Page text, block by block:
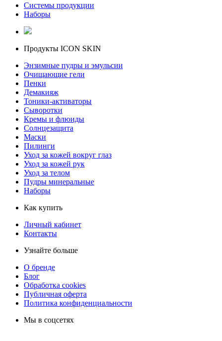
Системы продукции
Наборы
Продукты ICON SKIN
Энзимные пудры и эмульсии
Очищающие гели
Пенки
Демакияж
Тоники-активаторы
Сыворотки
Кремы и флюиды
Солнцезащита
Маски
Пилинги
Уход за кожей вокруг глаз
Уход за кожей рук
Уход за телом
Пудры минеральные
Наборы
Как купить
Личный кабинет
Контакты
Узнайте больше
О бренде
Блог
Обработка cookies
Публичная оферта
Политика конфиденциальности
Мы в соцсетях